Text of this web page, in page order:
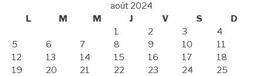
août 2024
L
M M J V S
D
1
2 3
4
5
6 7 8 9 10
11
12
13 14 15 16 17
18
19
20 21 22 23 24
25